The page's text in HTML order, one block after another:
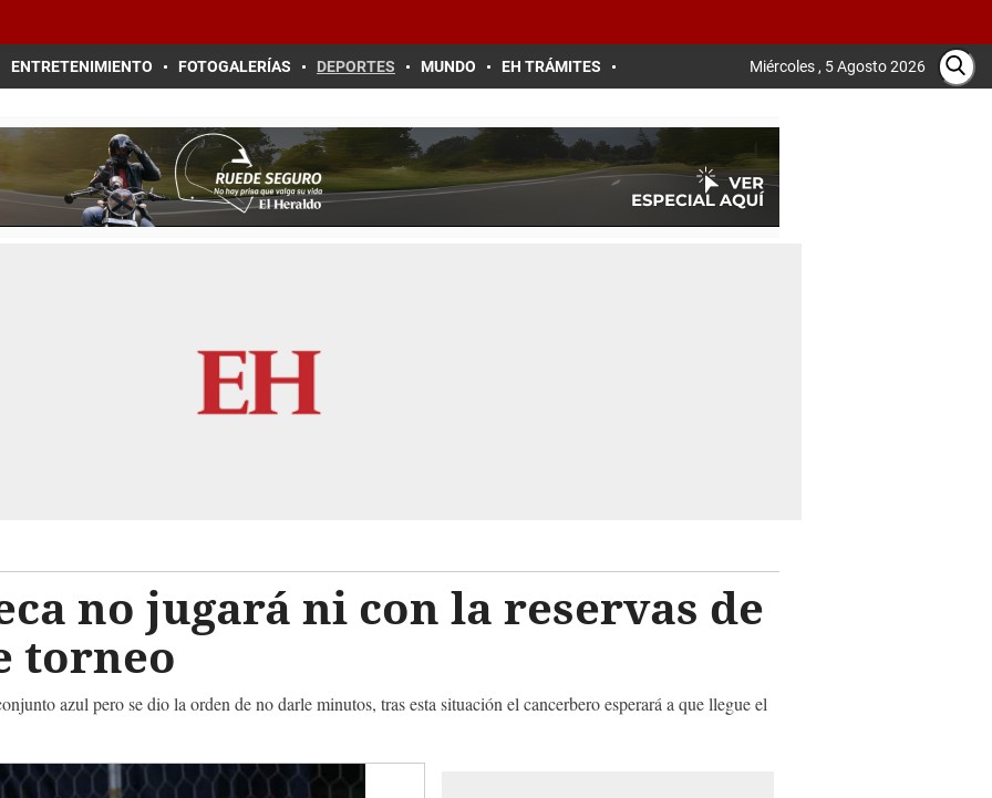
ENTRETENIMIENTO FOTOGALERÍAS DEPORTES MUNDO EH TRÁMITES Miércoles , 5 Agosto 2026
no jugará ni con la reservas de
torneo
azul pero se dio la orden de no darle minutos, tras esta situación el cancerbero esperará a que llegue el